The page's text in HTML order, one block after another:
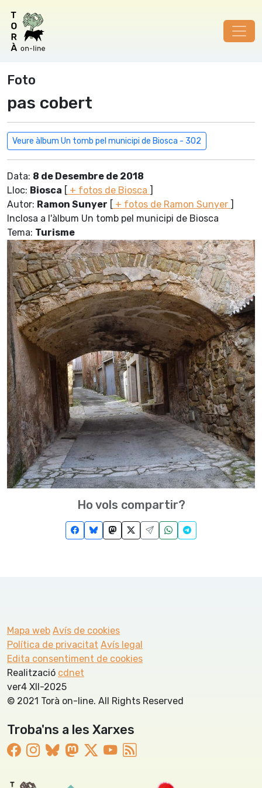
Foto
pas cobert
Veure àlbum Un tomb pel municipi de Biosca - 302
Data: 8 de Desembre de 2018
Lloc: Biosca [ + fotos de Biosca ]
Autor: Ramon Sunyer [ + fotos de Ramon Sunyer ]
Inclosa a l'àlbum Un tomb pel municipi de Biosca
Tema: Turisme
Ho vols compartir?
Mapa web Avís de cookies
Política de privacitat Avís legal
Edita consentiment de cookies
Realització cdnet
ver4 XII-2025
© 2021 Torà on-line. All Rights Reserved
Troba'ns a les Xarxes